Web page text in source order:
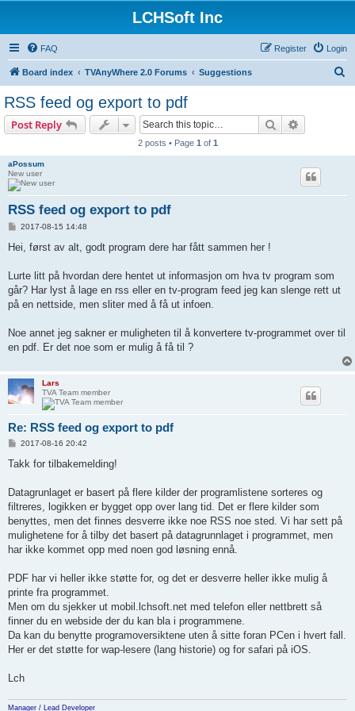
LCHSoft Inc
FAQ Login
Register
Board index TVAnyWhere 2.0 Forums Suggestions
RSS feed og export to pdf
Post Reply Search
2 posts • Page 1 of 1
aPossum
New user
RSS feed og export to pdf
P
s
2017-08-15 14:48
Hei, først av alt, godt program dere har fått sammen her !
Lurte litt på hvordan dere hentet ut informasjon om hva tv program som
går? Har lyst å lage en rss eller en tv-program feed jeg kan slenge rett ut
på en nettside, men sliter med å få ut infoen.
Noe annet jeg sakner er muligheten til å konvertere tv-programmet over til
en pdf. Er det noe som er mulig å få til ?
Lars
TVA Team member
Re: RSS feed og export to pdf
P
s
2017-08-16 20:42
Takk for tilbakemelding!
Datagrunlaget er basert på flere kilder der programlistene sorteres og
filtreres, logikken er bygget opp over lang tid. Det er flere kilder som
benyttes, men det finnes desverre ikke noe RSS noe sted. Vi har sett på
mulighetene for å tilby det basert på datagrunnlaget i programmet, men
har ikke kommet opp med noen god løsning ennå.
PDF har vi heller ikke støtte for, og det er desverre heller ikke mulig å
printe fra programmet.
Men om du sjekker ut mobil.lchsoft.net med telefon eller nettbrett så
finner du en webside der du kan bla i programmene.
Da kan du benytte programoversiktene uten å sitte foran PCen i hvert fall.
Her er det støtte for wap-lesere (lang historie) og for safari på iOS.
Lch
Manager / Lead Developer